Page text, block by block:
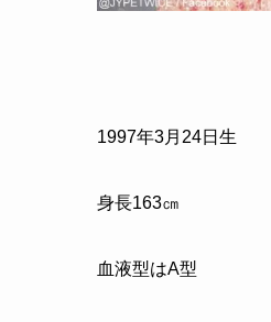
1997年3月24日生
身長163㎝
血液型はA型